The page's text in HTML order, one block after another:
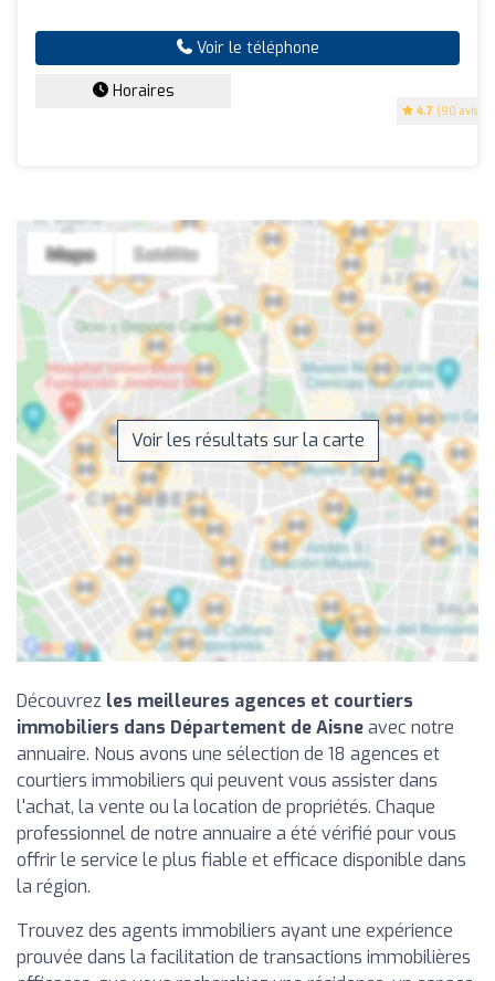
4.7 (90 avis)
Voir le téléphone
Horaires
Voir les résultats sur la carte
Découvrez les meilleures agences et courtiers
immobiliers dans Département de Aisneavec notre
annuaire. Nous avons une sélection de 18 agences et
courtiers immobiliers qui peuvent vous assister dans
l'achat, la vente ou la location de propriétés. Chaque
professionnel de notre annuaire a été vérifié pour vous
offrir le service le plus fiable et efficace disponible dans
la région.
Trouvez des agents immobiliers ayant une expérience
prouvée dans la facilitation de transactions immobilières